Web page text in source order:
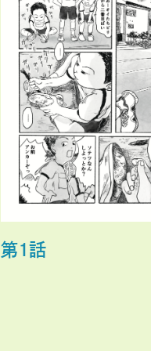
第１話